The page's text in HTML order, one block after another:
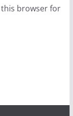
this browser for